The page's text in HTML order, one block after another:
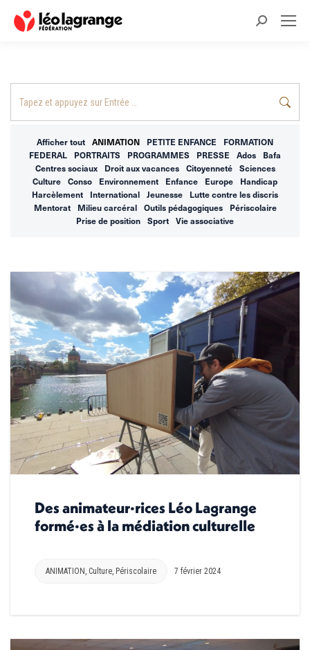
Recherche
Afficher tout ANIMATION PETITE ENFANCE
FORMATION
FEDERAL
PORTRAITS PROGRAMMES PRESSE Ados
Bafa
Centres sociaux
Droit aux vacances Citoyenneté
Sciences
Culture
Conso Environnement Enfance Europe
Handicap
Harcèlement
International Jeunesse
Lutte contre les discris
Mentorat
Milieu carcéral Outils pédagogiques
Périscolaire
Prise de position
Sport Vie associative
Des animateur·rices Léo Lagrange
formé·es à la médiation culturelle
ANIMATION, Culture, Périscolaire 7 février 2024